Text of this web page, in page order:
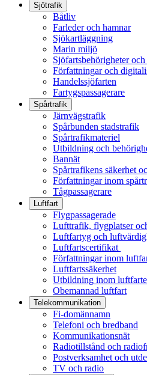
Sjötrafik
Båtliv
Farleder och hamnar
Sjökartläggning
Marin miljö
Sjöfartsbehörigheter och
Författningar och
Handelssjöfarten
Fartygspassagerare
Spårtrafik
Järnvägstrafik
Spårbunden stadstrafik
Spårtrafikmateriel
Utbildning och
Bannät
Spårtrafikens säkerhet
Författningar inom
Tågpassagerare
Luftfart
Flygpassagerade
Lufttrafik, flygplatser
Luftfartyg och
Luftfartscertifikat
Författningar inom
Luftfartssäkerhet
Utbildning inom
Obemannad luftfart
Telekommunikation
Fi-domännamn
Telefoni och bredband
Kommunikationsnät
Radiotillstånd och
Postverksamhet och
TV och radio